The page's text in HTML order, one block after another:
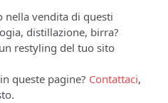
nella vendita di questi
distillazione, birra?
restyling del tuo sito
queste pagine? Contattaci,